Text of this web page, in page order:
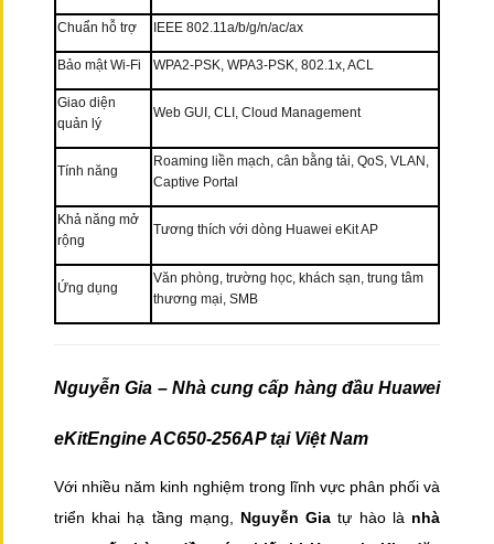
Chuẩn hỗ trợ IEEE 802.11a/b/g/n/ac/ax
Bảo mật Wi-Fi WPA2-PSK, WPA3-PSK, 802.1x, ACL
Giao diện
quản lý
Web GUI, CLI, Cloud Management
Tính năng
Roaming liền mạch, cân bằng tải, QoS, VLAN,
Captive Portal
Khả năng mở
rộng
Tương thích với dòng Huawei eKit AP
Ứng dụng
Văn phòng, trường học, khách sạn, trung tâm
thương mại, SMB
Nguyễn Gia – Nhà cung cấp hàng đầu Huawei
eKitEngine AC650-256AP tại Việt Nam
Với nhiều năm kinh nghiệm trong lĩnh vực phân phối và
triển khai hạ tầng mạng, Nguyễn Gia tự hào là nhà